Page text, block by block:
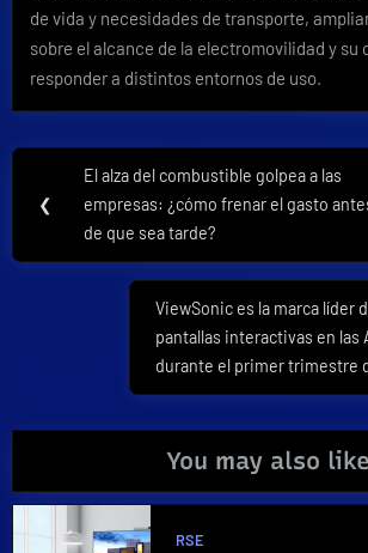
de vida y necesidades de transporte,
sobre el alcance de la electromovilidad y su
responder a distintos entornos de uso.
Navegación
de
entradas
❮
Previous
Post:
El alza del combustible golpea a las
empresas: ¿cómo frenar el gasto
de que sea tarde?
Next
Post:
ViewSonic es la marca líder
pantallas interactivas en las
durante el primer trimestre
You may also like
RSE